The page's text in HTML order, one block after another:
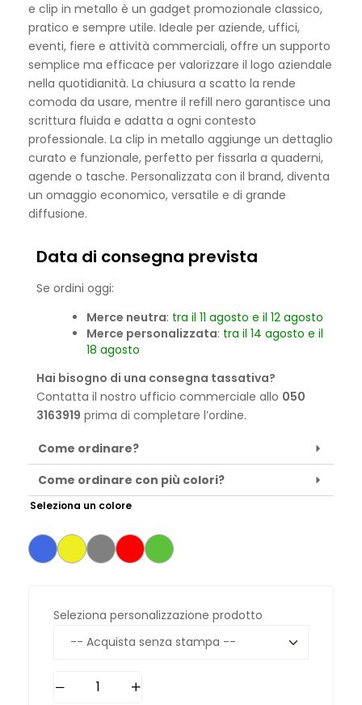
e clip in metallo è un gadget promozionale classico,
pratico e sempre utile. Ideale per aziende, uffici,
eventi, fiere e attività commerciali, offre un supporto
semplice ma efficace per valorizzare il logo aziendale
nella quotidianità. La chiusura a scatto la rende
comoda da usare, mentre il refill nero garantisce una
scrittura fluida e adatta a ogni contesto
professionale. La clip in metallo aggiunge un dettaglio
curato e funzionale, perfetto per fissarla a quaderni,
agende o tasche. Personalizzata con il brand, diventa
un omaggio economico, versatile e di grande
diffusione.
Data di consegna prevista
Se ordini oggi:
Merce neutra: tra il 11 agosto e il 12 agosto
Merce personalizzata: tra il 14 agosto e il
18 agosto
Hai bisogno di una consegna tassativa?
Contatta il nostro ufficio commerciale allo 050
3163919 prima di completare l’ordine.
Come ordinare?
Come ordinare con più colori?
Seleziona un colore
Seleziona personalizzazione prodotto